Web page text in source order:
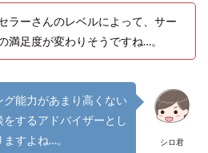
ラーさんのレベルによって、サー
満足度が変わりそうですね…。
シロ君
能力があまり高くない
するアドバイザーとし
すよね…。